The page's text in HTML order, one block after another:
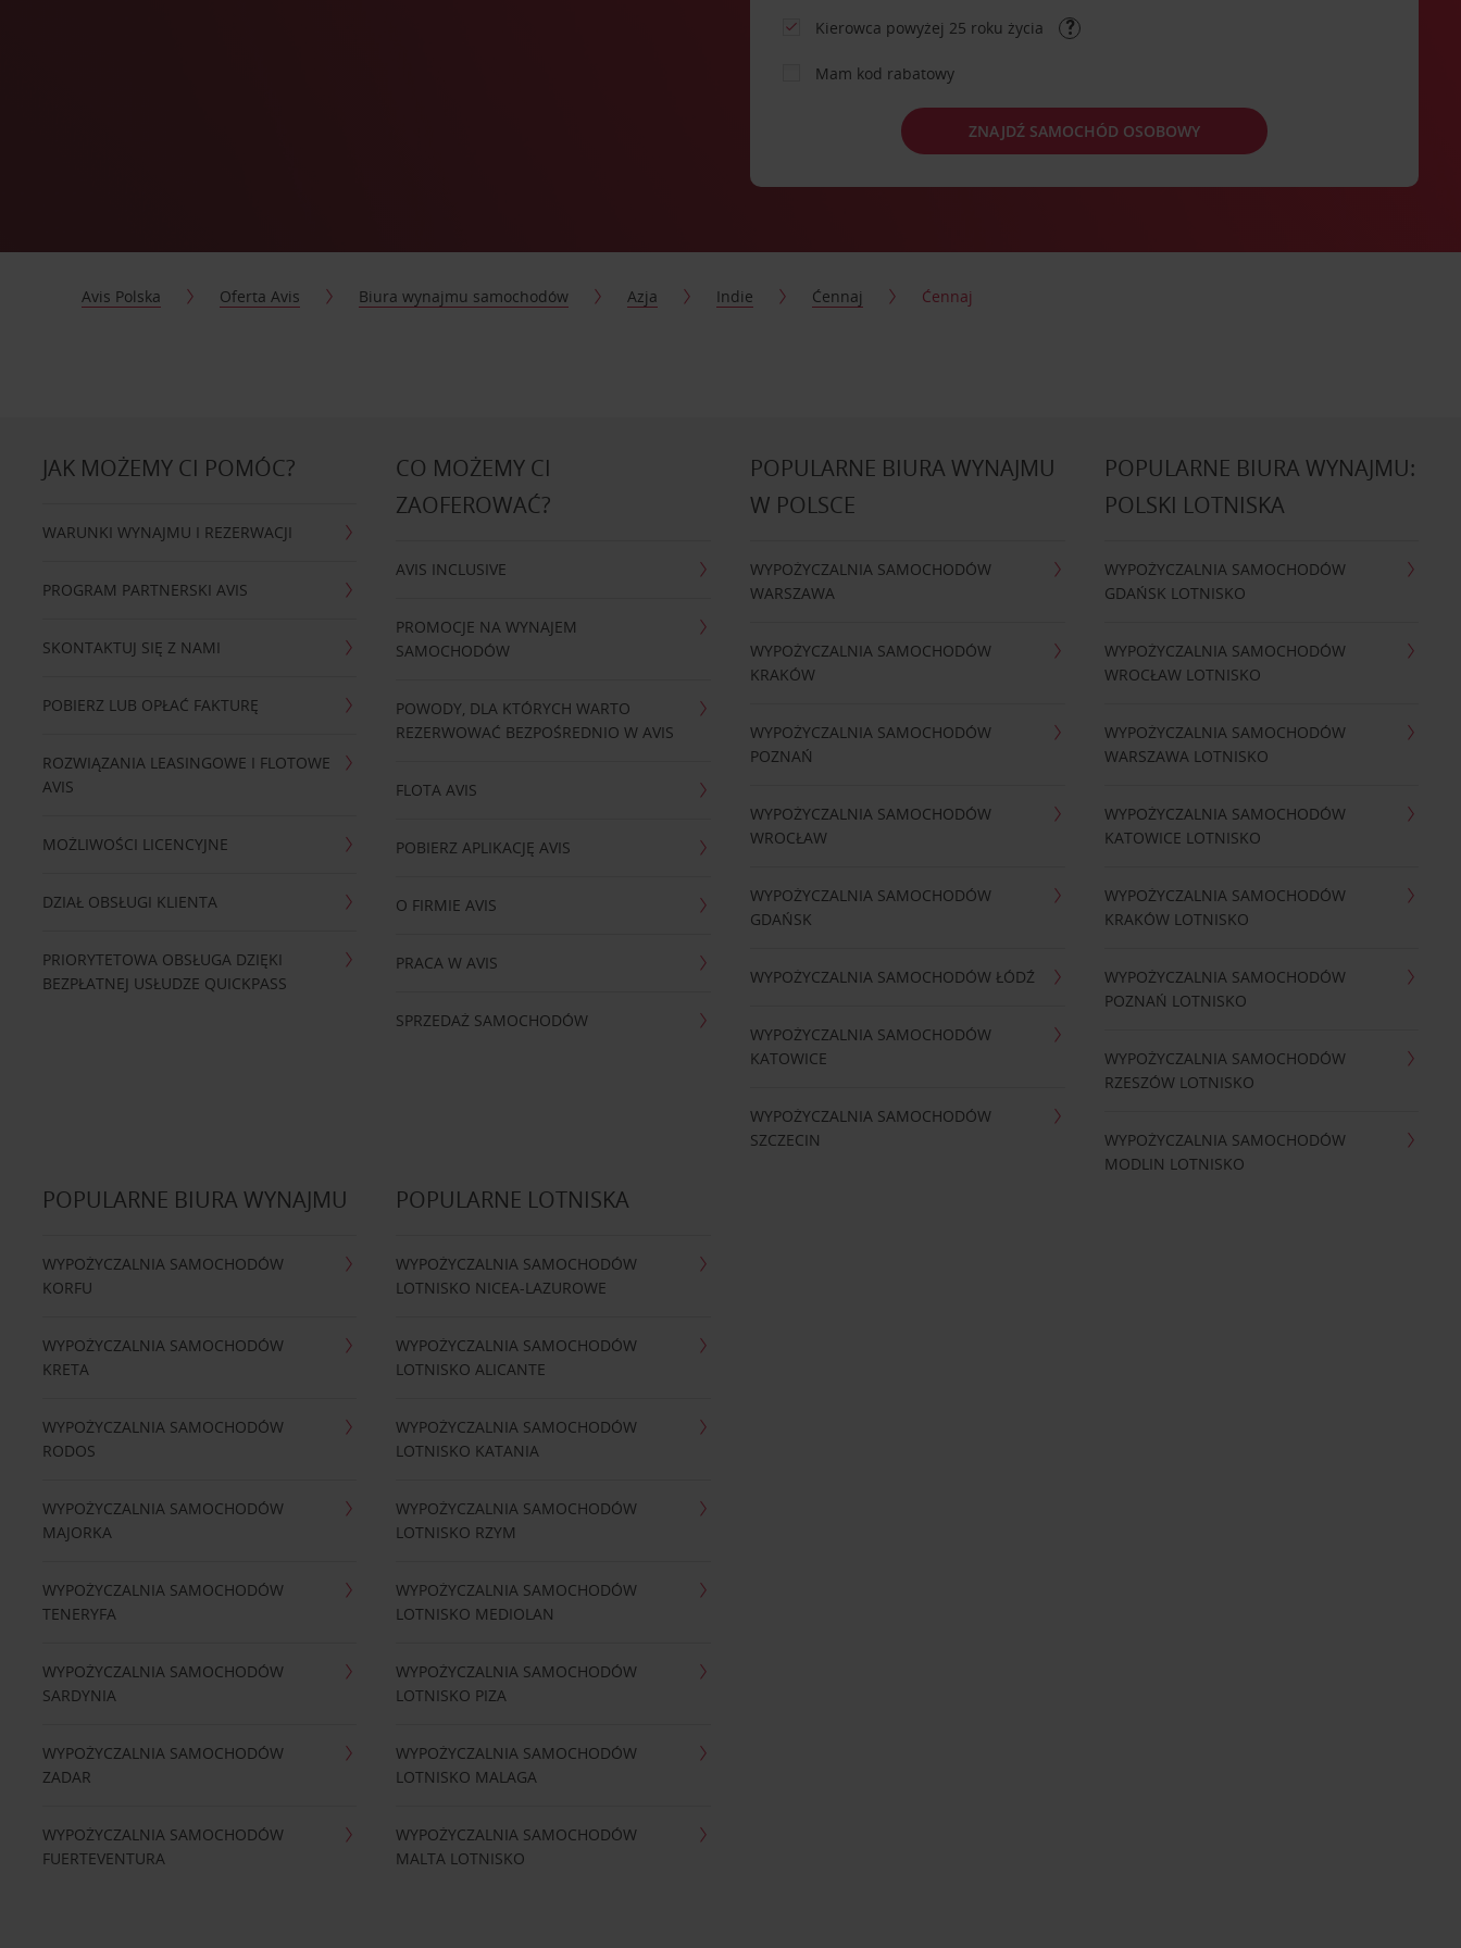
Kierowca powyżej 25 roku życia
Mam kod rabatowy
ZNAJDŹ SAMOCHÓD OSOBOWY
Avis Polska Oferta Avis Biura wynajmu samochodów Azja Indie Ćennaj Ćennaj
JAK MOŻEMY CI POMÓC?
WARUNKI WYNAJMU I REZERWACJI
PROGRAM PARTNERSKI AVIS
SKONTAKTUJ SIĘ Z NAMI
POBIERZ LUB OPŁAĆ FAKTURĘ
ROZWIĄZANIA LEASINGOWE I FLOTOWE
AVIS
MOŻLIWOŚCI LICENCYJNE
DZIAŁ OBSŁUGI KLIENTA
PRIORYTETOWA OBSŁUGA DZIĘKI
BEZPŁATNEJ USŁUDZE QUICKPASS
CO MOŻEMY CI
ZAOFEROWAĆ?
AVIS INCLUSIVE
PROMOCJE NA WYNAJEM
SAMOCHODÓW
POWODY, DLA KTÓRYCH WARTO
REZERWOWAĆ BEZPOŚREDNIO W AVIS
FLOTA AVIS
POBIERZ APLIKACJĘ AVIS
O FIRMIE AVIS
PRACA W AVIS
SPRZEDAŻ SAMOCHODÓW
POPULARNE BIURA WYNAJMU
W POLSCE
WYPOŻYCZALNIA SAMOCHODÓW
WARSZAWA
WYPOŻYCZALNIA SAMOCHODÓW
KRAKÓW
WYPOŻYCZALNIA SAMOCHODÓW
POZNAŃ
WYPOŻYCZALNIA SAMOCHODÓW
WROCŁAW
WYPOŻYCZALNIA SAMOCHODÓW
GDAŃSK
WYPOŻYCZALNIA SAMOCHODÓW ŁÓDŹ
WYPOŻYCZALNIA SAMOCHODÓW
KATOWICE
WYPOŻYCZALNIA SAMOCHODÓW
SZCZECIN
POPULARNE BIURA WYNAJMU:
POLSKI LOTNISKA
WYPOŻYCZALNIA SAMOCHODÓW
GDAŃSK LOTNISKO
WYPOŻYCZALNIA SAMOCHODÓW
WROCŁAW LOTNISKO
WYPOŻYCZALNIA SAMOCHODÓW
WARSZAWA LOTNISKO
WYPOŻYCZALNIA SAMOCHODÓW
KATOWICE LOTNISKO
WYPOŻYCZALNIA SAMOCHODÓW
KRAKÓW LOTNISKO
WYPOŻYCZALNIA SAMOCHODÓW
POZNAŃ LOTNISKO
WYPOŻYCZALNIA SAMOCHODÓW
RZESZÓW LOTNISKO
WYPOŻYCZALNIA SAMOCHODÓW
MODLIN LOTNISKO
POPULARNE BIURA WYNAJMU
WYPOŻYCZALNIA SAMOCHODÓW
KORFU
WYPOŻYCZALNIA SAMOCHODÓW
KRETA
WYPOŻYCZALNIA SAMOCHODÓW
RODOS
WYPOŻYCZALNIA SAMOCHODÓW
MAJORKA
WYPOŻYCZALNIA SAMOCHODÓW
TENERYFA
WYPOŻYCZALNIA SAMOCHODÓW
SARDYNIA
WYPOŻYCZALNIA SAMOCHODÓW
ZADAR
WYPOŻYCZALNIA SAMOCHODÓW
FUERTEVENTURA
POPULARNE LOTNISKA
WYPOŻYCZALNIA SAMOCHODÓW
LOTNISKO NICEA-LAZUROWE
WYPOŻYCZALNIA SAMOCHODÓW
LOTNISKO ALICANTE
WYPOŻYCZALNIA SAMOCHODÓW
LOTNISKO KATANIA
WYPOŻYCZALNIA SAMOCHODÓW
LOTNISKO RZYM
WYPOŻYCZALNIA SAMOCHODÓW
LOTNISKO MEDIOLAN
WYPOŻYCZALNIA SAMOCHODÓW
LOTNISKO PIZA
WYPOŻYCZALNIA SAMOCHODÓW
LOTNISKO MALAGA
WYPOŻYCZALNIA SAMOCHODÓW
MALTA LOTNISKO